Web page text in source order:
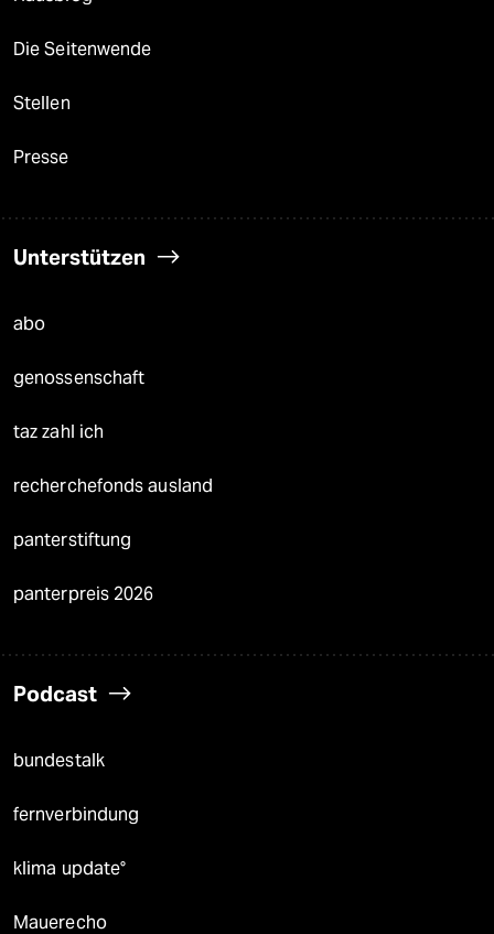
Die Seitenwende
Stellen
Presse
Unterstützen
abo
genossenschaft
taz zahl ich
recherchefonds ausland
panterstiftung
panterpreis 2026
Podcast
bundestalk
fernverbindung
klima update°
Mauerecho